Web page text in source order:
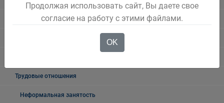
Методические рекомендации
Трудовые отношения
Неформальная занятость
Продолжая использовать сайт, Вы даете свое
согласие на работу с этими файлами.
OK